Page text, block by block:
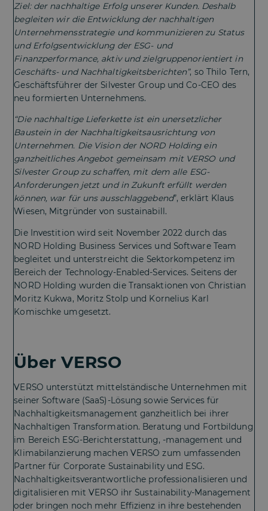
Ziel: der nachhaltige Erfolg unserer Kunden. Deshalb
begleiten wir die Entwicklung der nachhaltigen
Unternehmensstrategie und kommunizieren zu Status
und Erfolgsentwicklung der ESG- und
Finanzperformance, aktiv und zielgruppenorientiert in
Geschäfts- und Nachhaltigkeitsberichten”, so Thilo Tern,
Geschäftsführer der Silvester Group und Co-CEO des
neu formierten Unternehmens.
“Die nachhaltige Lieferkette ist ein unersetzlicher
Baustein in der Nachhaltigkeitsausrichtung von
Unternehmen. Die Vision der NORD Holding ein
ganzheitliches Angebot gemeinsam mit VERSO und
Silvester Group zu schaffen, mit dem alle ESG-
Anforderungen jetzt und in Zukunft erfüllt werden
können, war für uns ausschlaggebend”, erklärt Klaus
Wiesen, Mitgründer von sustainabill.
Die Investition wird seit November 2022 durch das
NORD Holding Business Services und Software Team
begleitet und unterstreicht die Sektorkompetenz im
Bereich der Technology-Enabled-Services. Seitens der
NORD Holding wurden die Transaktionen von Christian
Moritz Kukwa, Moritz Stolp und Kornelius Karl
Komischke umgesetzt.
Über VERSO
VERSO unterstützt mittelständische Unternehmen mit
seiner Software (SaaS)-Lösung sowie Services für
Nachhaltigkeitsmanagement ganzheitlich bei ihrer
Nachhaltigen Transformation. Beratung und Fortbildung
im Bereich ESG-Berichterstattung, -management und
Klimabilanzierung machen VERSO zum umfassenden
Partner für Corporate Sustainability und ESG.
Nachhaltigkeitsverantwortliche professionalisieren und
digitalisieren mit VERSO ihr Sustainability-Management
oder bringen noch mehr Effizienz in ihre bestehenden